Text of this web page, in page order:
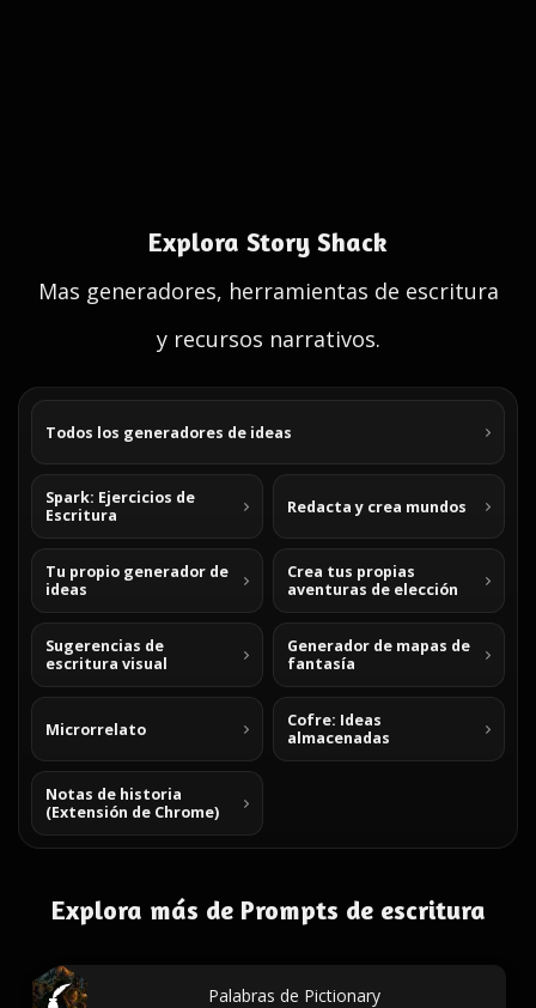
Explora Story Shack
Mas generadores, herramientas de escritura
y recursos narrativos.
Todos los generadores de ideas
Spark: Ejercicios de
Escritura
Redacta y crea mundos
Tu propio generador de
ideas
Crea tus propias
aventuras de elección
Sugerencias de
escritura visual
Generador de mapas de
fantasía
Microrrelato
Cofre: Ideas
almacenadas
Notas de historia
(Extensión de Chrome)
Explora más de Prompts de escritura
Palabras de Pictionary